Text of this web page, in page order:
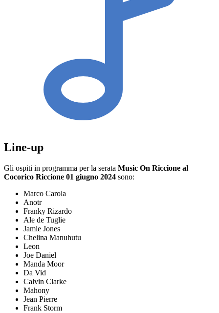
Line-up
Gli ospiti in programma per la serata Music On Riccione al
Cocorico Riccione 01 giugno 2024 sono:
Marco Carola
Anotr
Franky Rizardo
Ale de Tuglie
Jamie Jones
Chelina Manuhutu
Leon
Joe Daniel
Manda Moor
Da Vid
Calvin Clarke
Mahony
Jean Pierre
Frank Storm